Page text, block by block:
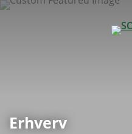
Erhverv